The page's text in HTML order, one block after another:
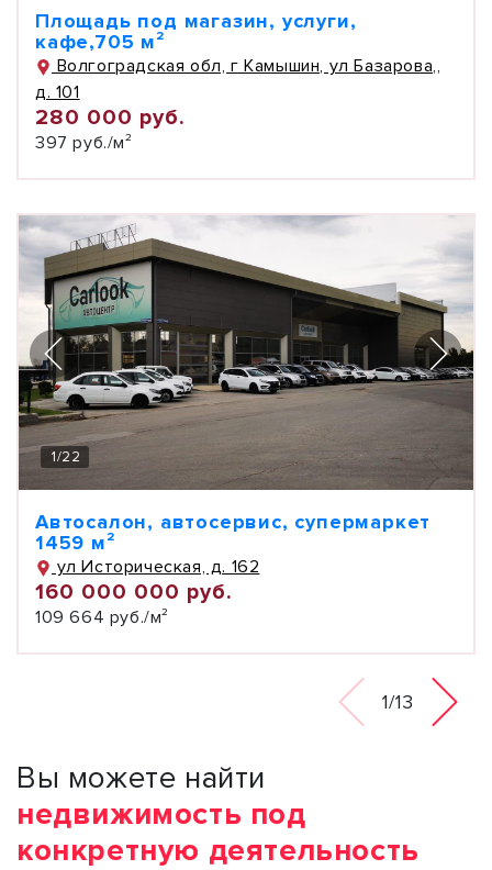
Площадь под магазин, услуги,
кафе,705 м²
Волгоградская обл, г Камышин, ул Базарова,,
д. 101
280 000 руб.
397 руб./м²
1/22
Автосалон, автосервис, супермаркет
1459 м²
ул Историческая, д. 162
160 000 000 руб.
109 664 руб./м²
1/13
Вы можете найти
недвижимость под
конкретную деятельность